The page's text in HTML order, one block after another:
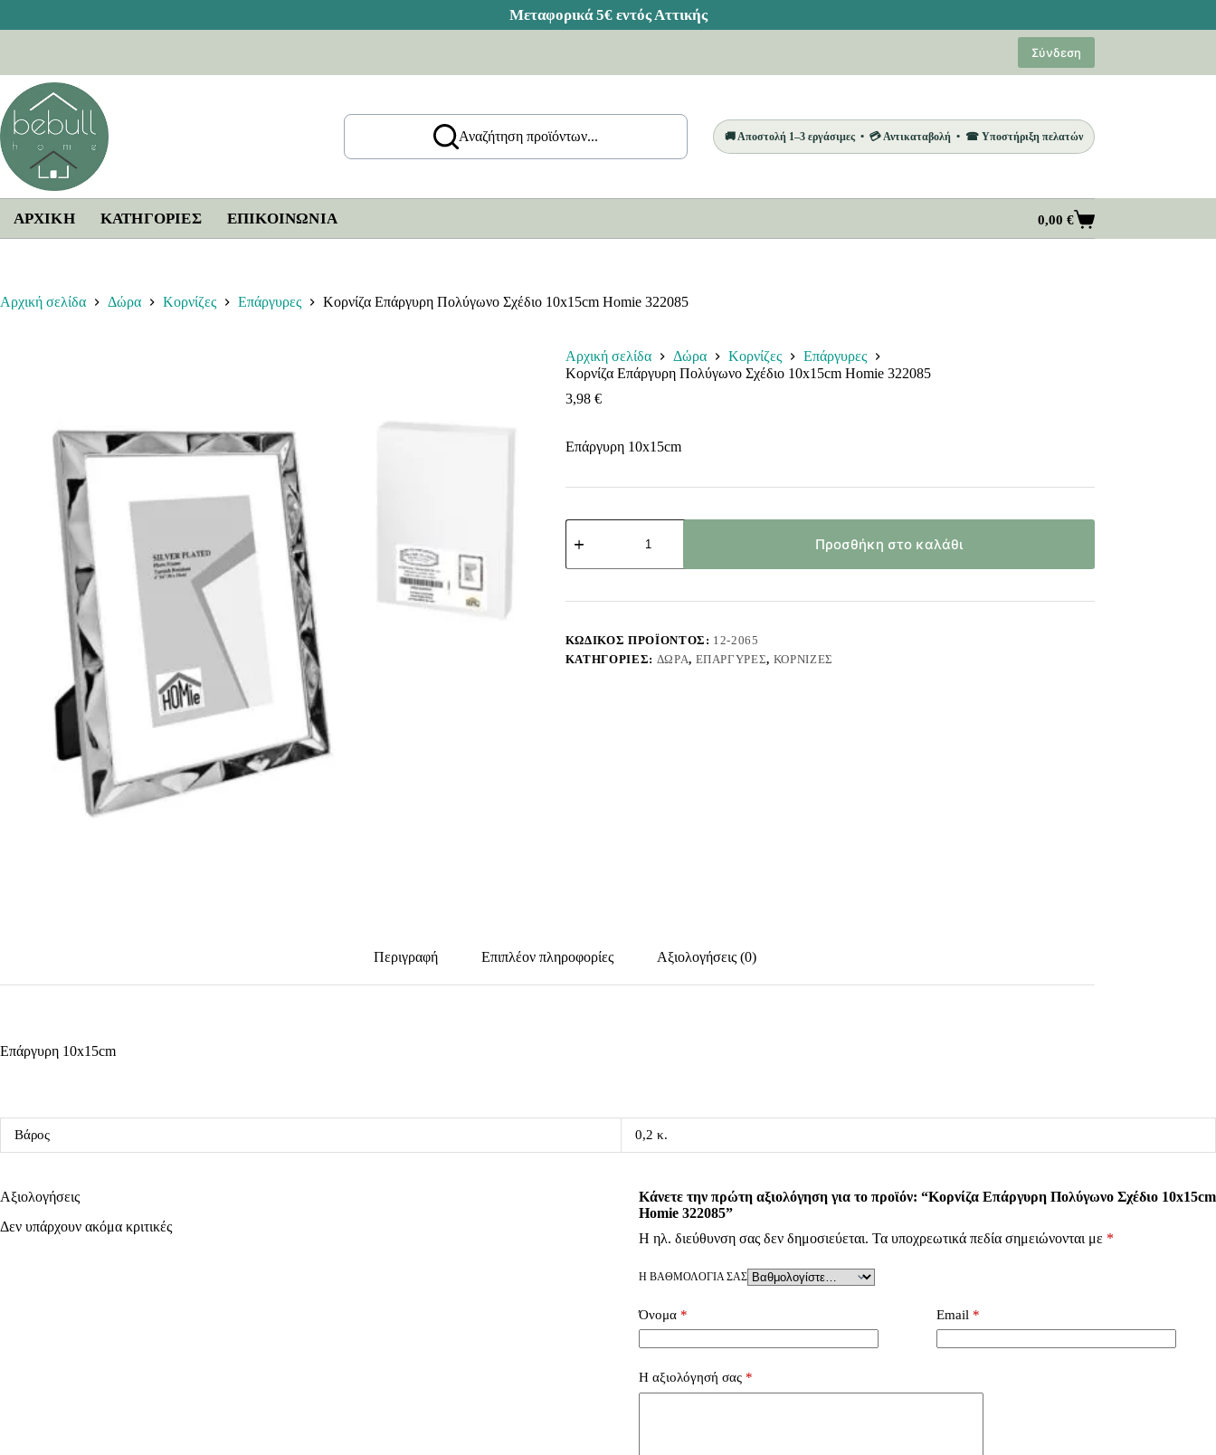
Σύνδεση
Αναζήτηση προϊόντων... 🚚 Αποστολή 1–3 εργάσιμες • 💳 Αντικαταβολή • ☎ Υποστήριξη πελατών
ΑΡΧΙΚΗ ΚΑΤΗΓΟΡΙΕΣ ΕΠΙΚΟΙΝΩΝΊΑ
Καλάθι
Αγορών
0,00 €
Αρχική σελίδα Δώρα Κορνίζες Επάργυρες Κορνίζα Επάργυρη Πολύγωνο Σχέδιο 10x15cm Homie 322085
Αρχική σελίδα Δώρα Κορνίζες
Επάργυρες
Κορνίζα Επάργυρη Πολύγωνο Σχέδιο 10x15cm Homie 322085
3,98 €
Επάργυρη 10x15cm
Κορνίζα
Επάργυρη
Σχέδιο
Homie
ποσότητα
Προσθήκη στο καλάθι
ΚΩΔΙΚΌΣ ΠΡΟΪΌΝΤΟΣ: 12-2065
ΚΑΤΗΓΟΡΊΕΣ: ΔΏΡΑ, ΕΠΆΡΓΥΡΕΣ, ΚΟΡΝΊΖΕΣ
Περιγραφή Επιπλέον πληροφορίες Αξιολογήσεις (0)
Επάργυρη 10x15cm
Βάρος 0,2 κ.
Αξιολογήσεις
Δεν υπάρχουν ακόμα κριτικές
Κάνετε την πρώτη αξιολόγηση για το προϊόν: “Κορνίζα Επάργυρη Πολύγωνο Σχέδιο 10x15cm
Homie 322085”
Η ηλ. διεύθυνση σας δεν δημοσιεύεται. Τα υποχρεωτικά πεδία σημειώνονται με *
Η ΒΑΘΜΟΛΟΓΊΑ ΣΑΣ
Όνομα* Email *
Η αξιολόγησή σας *